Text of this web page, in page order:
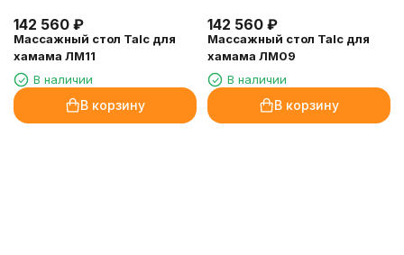
142 560 ₽
Массажный стол Talc для
хамама ЛМ11
В наличии
В корзину
142 560 ₽
Массажный стол Talc для
хамама ЛМ09
В наличии
В корзину